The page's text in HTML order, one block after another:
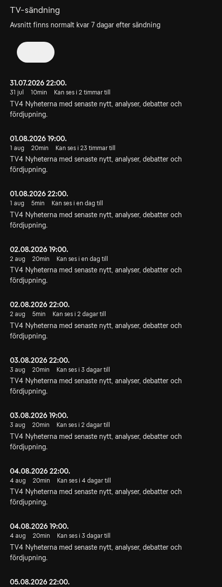
TV-sändning
Avsnitt finns normalt kvar 7 dagar efter sändning
31.07.2026 22:00.
31 jul 10min Kan ses i 2 timmar till
TV4 Nyheterna med senaste nytt, analyser, debatter och
fördjupning.
01.08.2026 19:00.
1 aug 20min Kan ses i 23 timmar till
TV4 Nyheterna med senaste nytt, analyser, debatter och
fördjupning.
01.08.2026 22:00.
1 aug 5min Kan ses i en dag till
TV4 Nyheterna med senaste nytt, analyser, debatter och
fördjupning.
02.08.2026 19:00.
2 aug 20min Kan ses i en dag till
TV4 Nyheterna med senaste nytt, analyser, debatter och
fördjupning.
02.08.2026 22:00.
2 aug 5min Kan ses i 2 dagar till
TV4 Nyheterna med senaste nytt, analyser, debatter och
fördjupning.
03.08.2026 22:00.
3 aug 20min Kan ses i 3 dagar till
TV4 Nyheterna med senaste nytt, analyser, debatter och
fördjupning.
03.08.2026 19:00.
3 aug 20min Kan ses i 2 dagar till
TV4 Nyheterna med senaste nytt, analyser, debatter och
fördjupning.
04.08.2026 22:00.
4 aug 20min Kan ses i 4 dagar till
TV4 Nyheterna med senaste nytt, analyser, debatter och
fördjupning.
04.08.2026 19:00.
4 aug 20min Kan ses i 3 dagar till
TV4 Nyheterna med senaste nytt, analyser, debatter och
fördjupning.
05.08.2026 22:00.